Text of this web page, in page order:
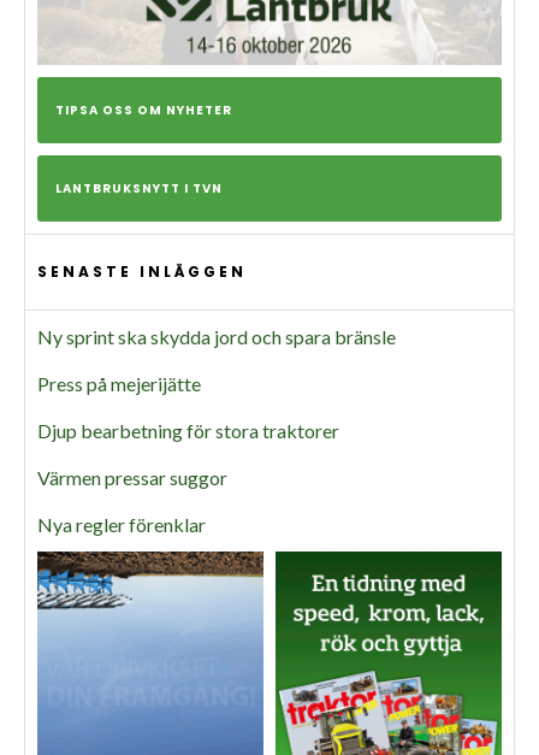
TIPSA OSS OM NYHETER
LANTBRUKSNYTT I TVN
SENASTE INLÄGGEN
Ny sprint ska skydda jord och spara bränsle
Press på mejerijätte
Djup bearbetning för stora traktorer
Värmen pressar suggor
Nya regler förenklar